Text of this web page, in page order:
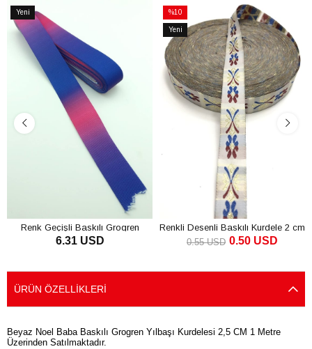
Yeni
Ürün
Renk Geçişli Baskılı Grogren
Kurdele 10 Mt
6.31 USD
%10
İndirim
%10İndirim
Yeni
Ürün
Renkli Desenli Baskılı Kurdele 2 cm
0.50 USD
0.55 USD
ÜRÜN ÖZELLIKLERI
Beyaz Noel Baba Baskılı Grogren Yılbaşı Kurdelesi 2,5 CM 1 Metre
Üzerinden Satılmaktadır.